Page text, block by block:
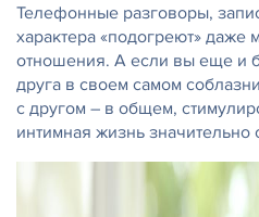
Телефонные разговоры,
характера «подогреют» даже
отношения. А если вы еще и
друга в своем самом
с другом – в общем,
интимная жизнь значительно